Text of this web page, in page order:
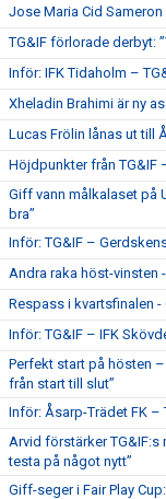
Jose Maria Cid Sameron
TG&IF förlorade derbyt:
Inför: IFK Tidaholm –
Xheladin Brahimi är ny
Lucas Frölin lånas ut till
Höjdpunkter från TG&IF
Giff vann målkalaset på
bra”
Inför: TG&IF –
Andra raka höst-vinsten
Respass i kvartsfinalen
Inför: TG&IF – IFK
Perfekt start på hösten –
från start till slut”
Inför: Åsarp-Trädet FK –
Arvid förstärker TG&IF:s
testa på något nytt”
Giff-seger i Fair Play